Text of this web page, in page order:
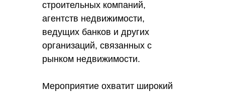
строительных компаний,
агентств недвижимости,
ведущих банков и других
организаций, связанных с
рынком недвижимости.
Мероприятие охватит широкий